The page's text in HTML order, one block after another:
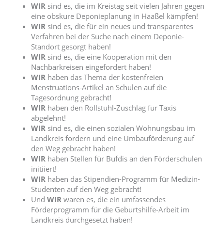
WIR sind es, die im Kreistag seit vielen Jahren gegen
eine obskure Deponieplanung in Haaßel kämpfen!
WIR sind es, die für ein neues und transparentes
Verfahren bei der Suche nach einem Deponie-
Standort gesorgt haben!
WIR sind es, die eine Kooperation mit den
Nachbarkreisen eingefordert haben!
WIR haben das Thema der kostenfreien
Menstruations-Artikel an Schulen auf die
Tagesordnung gebracht!
WIR haben den Rollstuhl-Zuschlag für Taxis
abgelehnt!
WIR sind es, die einen sozialen Wohnungsbau im
Landkreis fordern und eine Umbauförderung auf
den Weg gebracht haben!
WIR haben Stellen für Bufdis an den Förderschulen
initiiert!
WIR haben das Stipendien-Programm für Medizin-
Studenten auf den Weg gebracht!
Und WIR waren es, die ein umfassendes
Förderprogramm für die Geburtshilfe-Arbeit im
Landkreis durchgesetzt haben!